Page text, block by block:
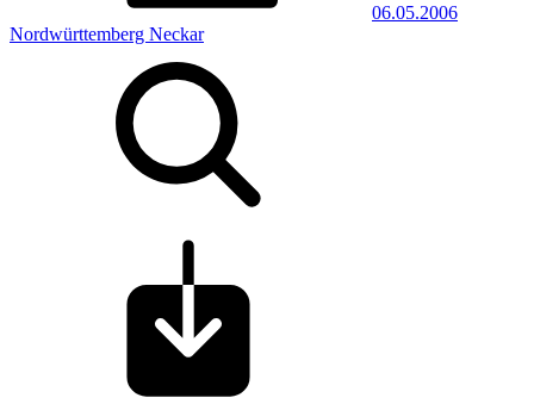
06.05.2006
Nordwürttemberg Neckar